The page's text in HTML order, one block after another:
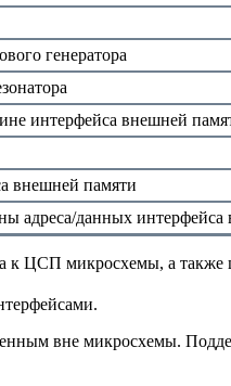
генератора
интерфейса внешней
внешней памяти
адреса/данных интерфейса
к ЦСП микросхемы, а
вне микросхемы.